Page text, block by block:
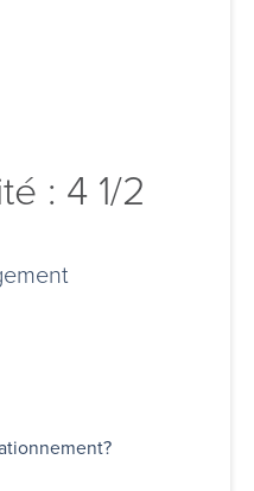
: 4 1/2